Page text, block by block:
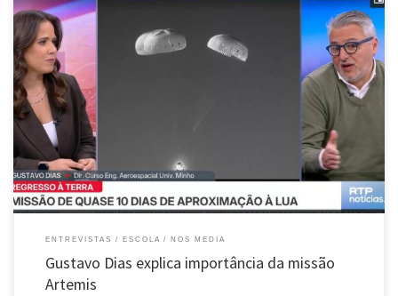
O Diretor de Curso de Mestrado em Engenharia Aeroespacial na EEUM, Professor Gustavo
Dias, esteve na RTP Notícias a esclarecer algumas questões relacionadas com a missão
Artemis. Para ouvir aqui e aqui
ENTREVISTAS ESCOLA NOS MEDIA
Gustavo Dias explica importância da missão
Artemis